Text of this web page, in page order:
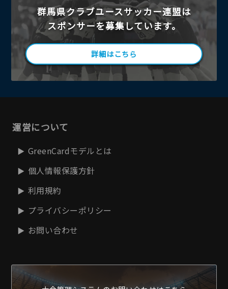
群馬県クラブユースサッカー連盟は
スポンサーを募集しています。
詳細はこちら
運営について
GreenCardモデルとは
個人情報保護方針
利用規約
プライバシーポリシー
お問い合わせ